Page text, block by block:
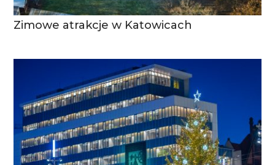
Zimowe atrakcje w Katowicach